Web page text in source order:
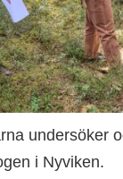
undersöker
i Nyviken.